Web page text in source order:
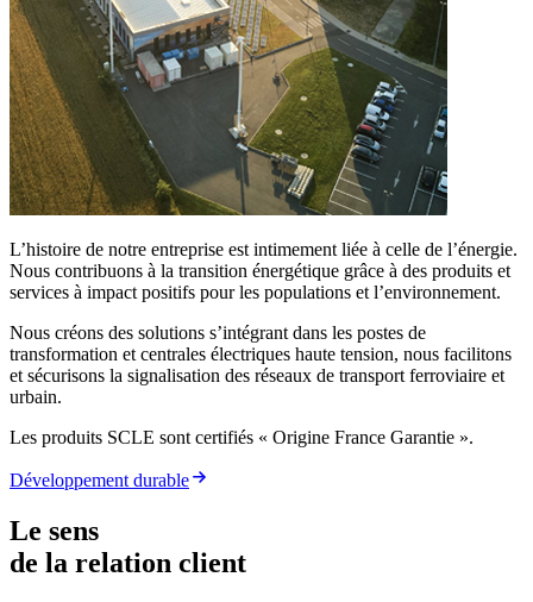
L’histoire de notre entreprise est intimement liée à celle de l’énergie.
Nous contribuons à la transition énergétique grâce à des produits et
services à impact positifs pour les populations et l’environnement.
Nous créons des solutions s’intégrant dans les postes de
transformation et centrales électriques haute tension, nous facilitons
et sécurisons la signalisation des réseaux de transport ferroviaire et
urbain.
Les produits SCLE sont certifiés « Origine France Garantie ».
Développement durable
Le sens
de la relation client